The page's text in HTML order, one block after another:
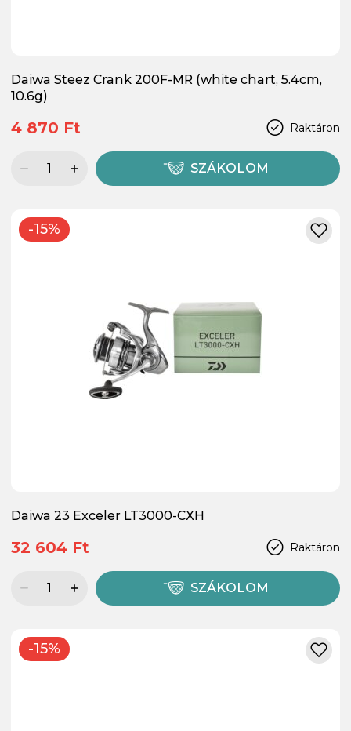
Daiwa Steez Crank 200F-MR (white chart, 5.4cm,
10.6g)
Raktáron
4 870 Ft
SZÁKOLOM
-15%
Daiwa 23 Exceler LT3000-CXH
Raktáron
32 604 Ft
SZÁKOLOM
-15%